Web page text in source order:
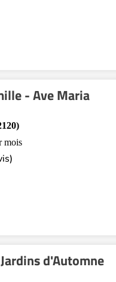
- Ave Maria
mois
d'Automne